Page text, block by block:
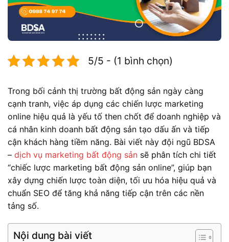
5/5 - (1 bình chọn)
Trong bối cảnh thị trường bất động sản ngày càng
cạnh tranh, việc áp dụng các chiến lược marketing
online hiệu quả là yếu tố then chốt để doanh nghiệp và
cá nhân kinh doanh bất động sản tạo dấu ấn và tiếp
cận khách hàng tiềm năng. Bài viết này đội ngũ BDSA
– dịch vụ marketing bất động sản sẽ phân tích chi tiết
“chiếc lược marketing bất động sản online”, giúp bạn
xây dựng chiến lược toàn diện, tối ưu hóa hiệu quả và
chuẩn SEO để tăng khả năng tiếp cận trên các nền
tảng số.
Nội dung bài viết